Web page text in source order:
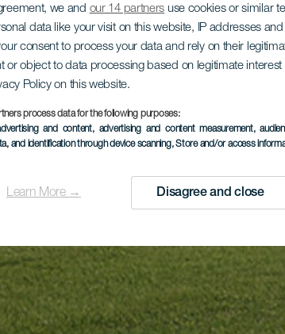
we and our 14 partners use cookies or similar
data like your visit on this website, IP addresses
consent to process your data and rely on their
or object to data processing based on legitimate
Policy on this website.
process data for the following purposes:
and content, advertising and content measurement,
and identification through device scanning, Store and/or access
Learn More → Disagree and close